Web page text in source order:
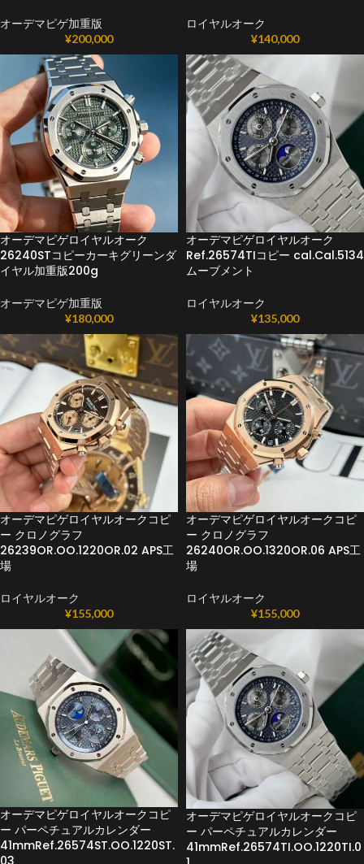
オーデマピゲ加重版
¥200,000
ロイヤルオーク
¥140,000
オーデマピゲロイヤルオーク
26240STコピーカーキグリーンダ
イヤル加重版200g
オーデマピゲ加重版
¥180,000
オーデマピゲロイヤルオーク
Ref.26574TIコピー cal.Cal.5134
ムーブメント
ロイヤルオーク
¥135,000
オーデマピゲロイヤルオークコピ
ー クロノグラフ
26239OR.OO.1220OR.02 APS工
場
ロイヤルオーク
¥155,000
オーデマピゲロイヤルオークコピ
ー クロノグラフ
26240OR.OO.1320OR.06 APS工
場
ロイヤルオーク
¥155,000
オーデマピゲロイヤルオークコピ
ー パーペチュアルカレンダー
41mmRef.26574ST.OO.1220ST.
03
オーデマピゲロイヤルオークコピ
ー パーペチュアルカレンダー
41mmRef.26574TI.OO.1220TI.0